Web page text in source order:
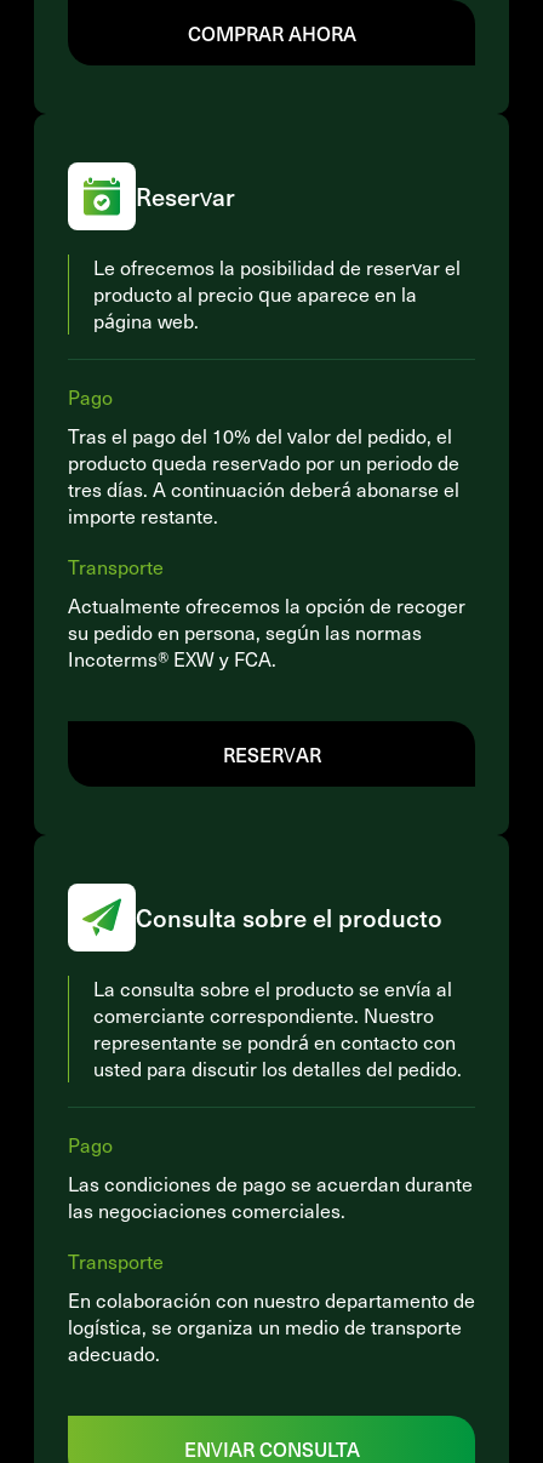
COMPRAR AHORA
Reservar
Le ofrecemos la posibilidad de reservar el
producto al precio que aparece en la
página web.
Pago
Tras el pago del 10% del valor del pedido, el
producto queda reservado por un periodo de
tres días. A continuación deberá abonarse el
importe restante.
Transporte
Actualmente ofrecemos la opción de recoger
su pedido en persona, según las normas
Incoterms® EXW y FCA.
RESERVAR
Consulta sobre el producto
La consulta sobre el producto se envía al
comerciante correspondiente. Nuestro
representante se pondrá en contacto con
usted para discutir los detalles del pedido.
Pago
Las condiciones de pago se acuerdan durante
las negociaciones comerciales.
Transporte
En colaboración con nuestro departamento de
logística, se organiza un medio de transporte
adecuado.
ENVIAR CONSULTA